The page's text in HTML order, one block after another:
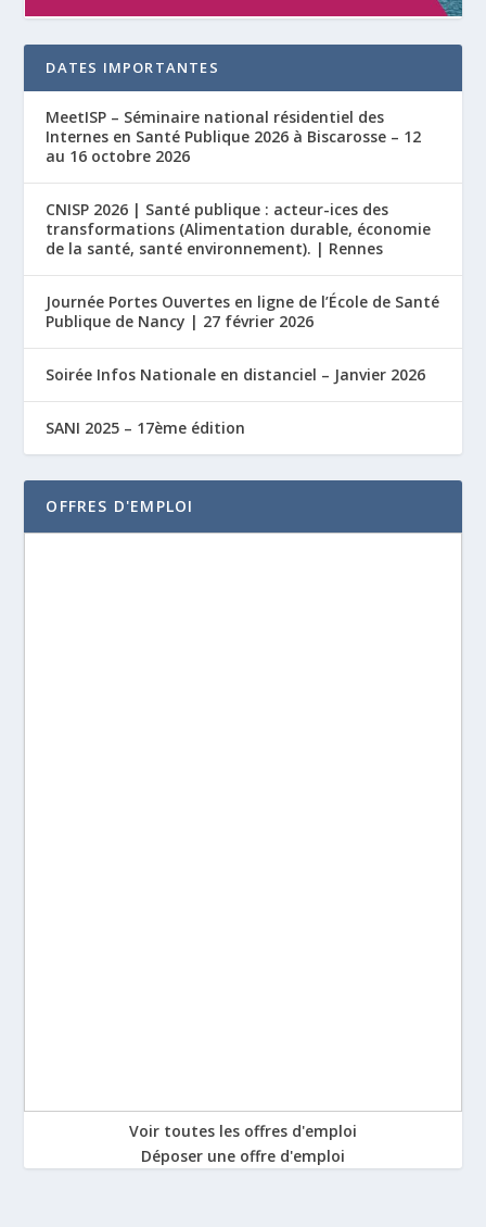
DATES IMPORTANTES
MeetISP – Séminaire national résidentiel des
Internes en Santé Publique 2026 à Biscarosse – 12
au 16 octobre 2026
CNISP 2026 | Santé publique : acteur-ices des
transformations (Alimentation durable, économie
de la santé, santé environnement). | Rennes
Journée Portes Ouvertes en ligne de l’École de Santé
Publique de Nancy | 27 février 2026
Soirée Infos Nationale en distanciel – Janvier 2026
SANI 2025 – 17ème édition
OFFRES D'EMPLOI
Voir toutes les offres d'emploi
Déposer une offre d'emploi